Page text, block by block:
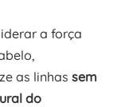
a força
as linhas sem
do